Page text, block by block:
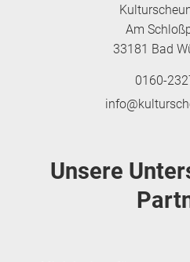
Am
33181 Bad
0160-
Unsere